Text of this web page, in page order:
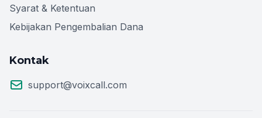
Syarat & Ketentuan
Kebijakan Pengembalian Dana
Kontak
support@voixcall.com